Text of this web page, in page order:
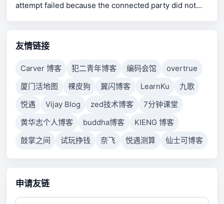
attempt failed because the connected party did not
connection failed because connected host has failed
to respond.
友情链接
Carver 博客 犯二青年博客 编码会馆
overtrue
厦门活地图
裸皮狗 翼闪博客 LearnKu
九歌
悦遇
Vijay Blog zed技术博客
7分钟课堂
黄华志个人博客
buddha博客
KIENG 博客
鼓掌之间
试玩挣钱 奈飞 悦遇测算 仙士可博客
申请友链